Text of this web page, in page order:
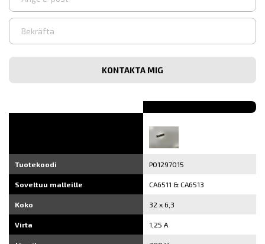
Syötä
sähköpostiosoite
Vahvista
Tuotekoodi P01297015
Soveltuu malleille CA6511 & CA6513
Koko 32 x 6,3
Virta 1,25 A